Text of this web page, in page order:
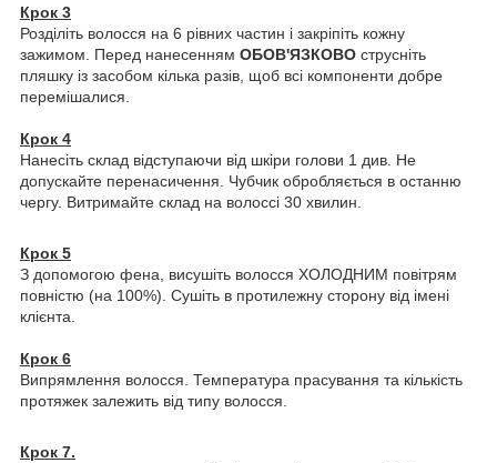
Крок 3
Розділіть волосся на 6 рівних частин і закріпіть кожну
зажимом. Перед нанесенням ОБОВ'ЯЗКОВО струсніть
пляшку із засобом кілька разів, щоб всі компоненти добре
перемішалися.
Крок 4
Нанесіть склад відступаючи від шкіри голови 1 див. Не
допускайте перенасичення. Чубчик обробляється в останню
чергу. Витримайте склад на волоссі 30 хвилин.
Крок 5
З допомогою фена, висушіть волосся ХОЛОДНИМ повітрям
повністю (на 100%). Сушіть в протилежну сторону від імені
клієнта.
Крок 6
Випрямлення волосся. Температура прасування та кількість
протяжек залежить від типу волосся.
Крок 7.